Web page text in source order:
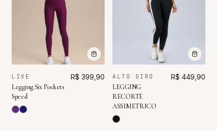
LIVE
Legging Six Pockets
Speed
R$ 399,90 ALTO GIRO
LEGGING
RECORTE
ASSIMETRICO
R$ 449,90